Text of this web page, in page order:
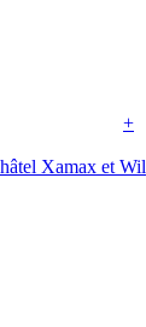
+
Xamax et Wil